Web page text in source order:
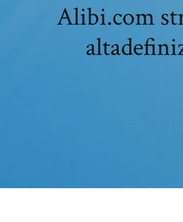
Alibi.com